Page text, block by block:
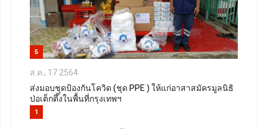
5
ส.ค., 17 2564
ส่งมอบชุดป้องกันโควิด (ชุด PPE ) ให้แก่อาสาสมัครมูลนิธิ
ป่อเต็กตึ๊งในพื้นที่กรุงเทพฯ
1